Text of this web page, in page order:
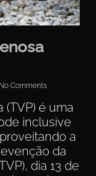
No Comments
é uma
inclusive
a
da
dia 13 de